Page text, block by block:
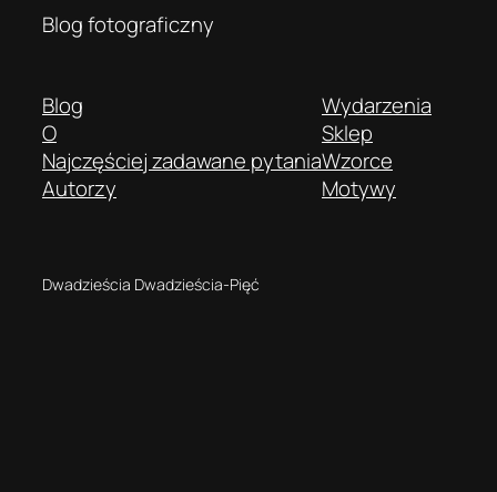
Blog fotograficzny
Blog
O
Najczęściej zadawane pytania
Autorzy
Wydarzenia
Sklep
Wzorce
Motywy
Dwadzieścia Dwadzieścia-Pięć